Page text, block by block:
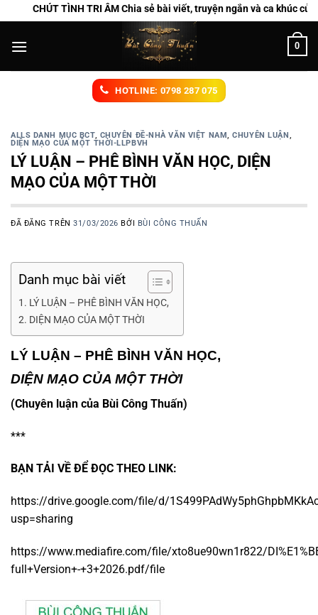
Chuyển
đến
nội
CHÚT TÌNH TRI ÂM Chia sẻ bài viết, truyện ngắn và ca khúc của Bùi
0
HOTLINE: 0798 287 075
ALLS DANH MỤC BCT, CHUYÊN ĐỀ-NHÀ VĂN VIỆT NAM,CHUYÊN LUẬN,
DIỆN MẠO CỦA MỘT THỜI-LLPBVH
LÝ LUẬN – PHÊ BÌNH VĂN HỌC, DIỆN
MẠO CỦA MỘT THỜI
ĐÃ ĐĂNG TRÊN31/03/2026 BỞI BÙI CÔNG THUẤN
Danh mục bài viết
LÝ LUẬN – PHÊ BÌNH VĂN HỌC,
DIỆN MẠO CỦA MỘT THỜI
LÝ LUẬN – PHÊ BÌNH VĂN HỌC,
DIỆN MẠO CỦA MỘT THỜI
(Chuyên luận của Bùi Công Thuấn)
***
BẠN TẢI VỀ ĐỂ ĐỌC THEO LINK:
https://drive.google.com/file/d/
usp=sharing
https://www.mediafire.com/file/xto8ue90wn1r822/
full+Version+-+3+2026.pdf/file